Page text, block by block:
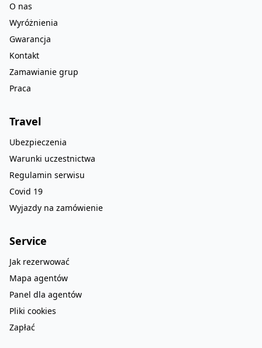
O nas
Wyróżnienia
Gwarancja
Kontakt
Zamawianie grup
Praca
Travel
Ubezpieczenia
Warunki uczestnictwa
Regulamin serwisu
Covid 19
Wyjazdy na zamówienie
Service
Jak rezerwować
Mapa agentów
Panel dla agentów
Pliki cookies
Zapłać